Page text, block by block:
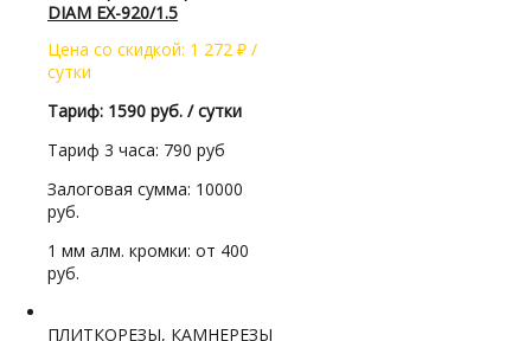
DIAM EX-920/1.5
Цена со скидкой: 1 272 ₽ /
сутки
Тариф: 1590 руб. / сутки
Тариф 3 часа: 790 руб
Залоговая сумма: 10000
руб.
1 мм алм. кромки: от 400
руб.
ПЛИТКОРЕЗЫ, КАМНЕРЕЗЫ